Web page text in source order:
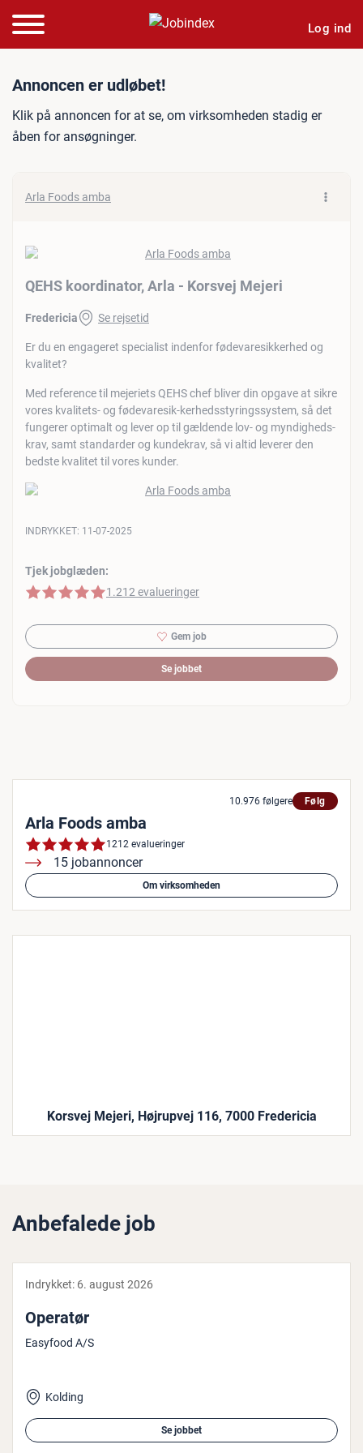
Log ind
Jobannonce: QEHS
Annoncen er udløbet!
Klik på annoncen for at se, om virksomheden stadig er
åben for ansøgninger.
Arla Foods amba
QEHS koordinator, Arla - Korsvej Mejeri
Fredericia Se rejsetid
Er du en engageret specialist indenfor fødevaresikkerhed og
kvalitet?
Med reference til mejeriets QEHS chef bliver din opgave at sikre
vores kvalitets- og fødevaresik-kerhedsstyringssystem, så det
fungerer optimalt og lever op til gældende lov- og myndigheds-
krav, samt standarder og kundekrav, så vi altid leverer den
bedste kvalitet til vores kunder.
Tjek jobglæden:
5 af 5 stjerner
1.212 evalueringer
INDRYKKET: 11-07-2025
Gem job
Se jobbet
10.976 følgere Følg
Arla Foods amba
1212 evalueringer
15 jobannoncer
Om virksomheden
Korsvej Mejeri, Højrupvej 116, 7000 Fredericia
Anbefalede job
Indrykket: 6. august 2026
Operatør
Easyfood A/S
Kolding
Se jobbet